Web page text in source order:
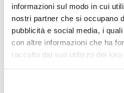
informazioni sul modo in cui
nostri partner che si occupano
pubblicità e social media, i
con altre informazioni che ha
raccolto dal suo utilizzo dei
Richiedi Informazioni
Opinione dei clienti